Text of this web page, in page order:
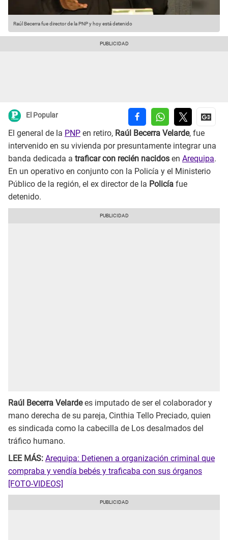
Raúl Becerra fue director de la PNP y hoy está detenido
El Popular
El general de la PNP en retiro, Raúl Becerra Velarde, fue
intervenido en su vivienda por presuntamente integrar una
banda dedicada a traficar con recién nacidos en Arequipa.
En un operativo en conjunto con la Policía y el Ministerio
Público de la región, el ex director de la Policía fue
detenido.
Raúl Becerra Velardees imputado de ser el colaborador y
mano derecha de su pareja, Cinthia Tello Preciado, quien
es sindicada como la cabecilla de Los desalmados del
tráfico humano.
LEE MÁS: Arequipa: Detienen a organización criminal que
compraba y vendía bebés y traficaba con sus órganos
[FOTO-VIDEOS]